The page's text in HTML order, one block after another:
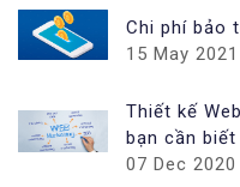
Chi phí bảo
15 May 2021
Thiết kế
bạn cần biết
07 Dec 2020